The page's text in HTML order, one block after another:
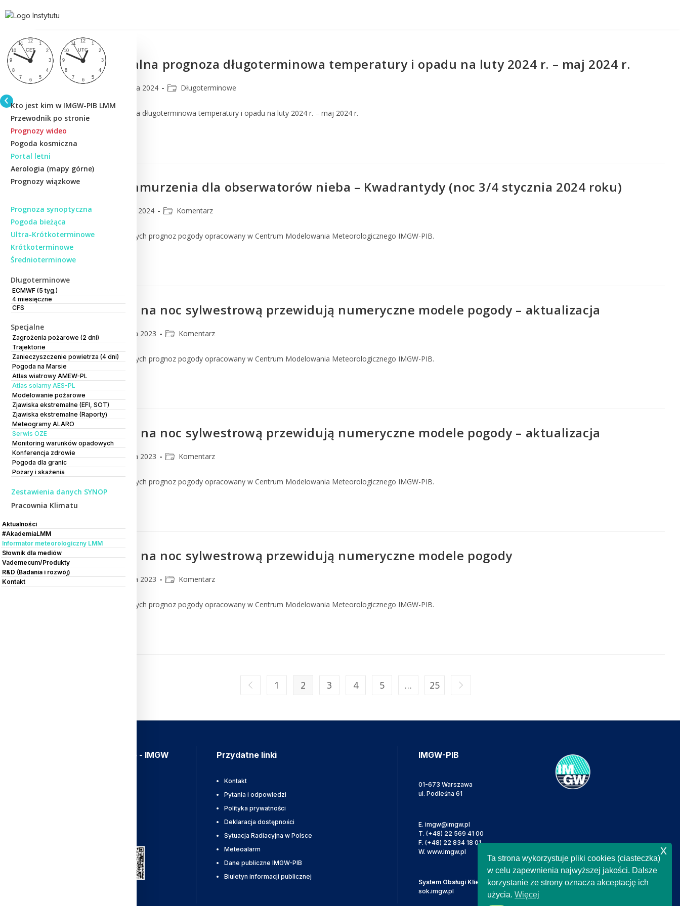
Kto jest kim w IMGW-PIB LMM
Przewodnik po stronie
Prognozy wideo
Pogoda kosmiczna
Portal letni
Aerologia (mapy górne)
Prognozy wiązkowe
Prognoza synoptyczna
Pogoda bieżąca
Ultra-Krótkoterminowe
Krótkoterminowe
Średnioterminowe
Długoterminowe
ECMWF (5 tyg.)
4 miesięczne
CFS
Specjalne
Zagrożenia pożarowe (2 dni)
Trajektorie
Zanieczyszczenie powietrza (4 dni)
Pogoda na Marsie
Atlas wiatrowy AMEW-PL
Atlas solarny AES-PL
Modelowanie pożarowe
Zjawiska ekstremalne (EFI, SOT)
Zjawiska ekstremalne (Raporty)
Meteogramy ALARO
Serwis OZE
Monitoring warunków opadowych
Konferencja zdrowie
Pogoda dla granic
Pożary i skażenia
Zestawienia danych SYNOP
Pracownia Klimatu
Aktualności
#AkademiaLMM
Informator meteorologiczny LMM
Słownik dla mediów
Vademecum/Produkty
R&D (Badania i rozwój)
Kontakt
Eksperymentalna prognoza długoterminowa temperatury i opadu na luty 2024 r. – maj 2024 r.
10 stycznia 2024 Długoterminowe
Eksperymentalna prognoza długoterminowa temperatury i opadu na luty 2024 r. – maj 2024 r.
Prognoza zachmurzenia dla obserwatorów nieba – Kwadrantydy (noc 3/4 stycznia 2024 roku)
CMM 3 stycznia 2024 Komentarz
Komentarz do numerycznych prognoz pogody opracowany w Centrum Modelowania Meteorologicznego IMGW-PIB.
Czytaj Dalej
Jaką prognozę na noc sylwestrową przewidują numeryczne modele pogody – aktualizacja
CMM 31 grudnia 2023 Komentarz
Komentarz do numerycznych prognoz pogody opracowany w Centrum Modelowania Meteorologicznego IMGW-PIB.
Czytaj Dalej
Jaką prognozę na noc sylwestrową przewidują numeryczne modele pogody – aktualizacja
CMM 29 grudnia 2023 Komentarz
Komentarz do numerycznych prognoz pogody opracowany w Centrum Modelowania Meteorologicznego IMGW-PIB.
Czytaj Dalej
Jaką prognozę na noc sylwestrową przewidują numeryczne modele pogody
CMM 29 grudnia 2023 Komentarz
Komentarz do numerycznych prognoz pogody opracowany w Centrum Modelowania Meteorologicznego IMGW-PIB.
1 2 3 4 5 … 25
Aplikacja Meteo - IMGW Przydatne linki
Kontakt
Pytania i odpowiedzi
Polityka prywatności
Deklaracja dostępności
Sytuacja Radiacyjna w Polsce
Meteoalarm
Dane publiczne IMGW-PIB
Biuletyn informacji publicznej
IMGW-PIB
01-673 Warszawa
ul. Podleśna 61
E. imgw@imgw.pl
T. (+48) 22 569 41 00
F. (+48) 22 834 18 01
W. www.imgw.pl
System Obsługi Klienta
sok.imgw.pl
Ta strona wykorzystuje pliki cookies (ciasteczka)
w celu zapewnienia najwyższej jakości. Dalsze
korzystanie ze strony oznacza akceptację ich
użycia.Więcej
x